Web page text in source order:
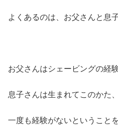
よくあるのは、お父さんと息
お父さんはシェービングの経
息子さんは生まれてこのかた、
一度も経験がないということ